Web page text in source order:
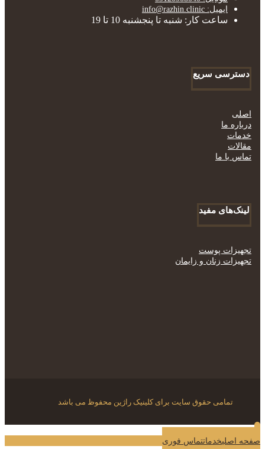
ایمیل: info@razhin.clinic
ساعت کار: شنبه تا پنجشنبه 10 تا 19
دسترسی سریع
اصلی
درباره ما
خدمات
مقالات
تماس با ما
لینک‌های مفید
تجهیزات پوست
تجهیزات زنان و زایمان
تمامی حقوق سایت برای کلینیک راژین محفوظ می باشد
صفحه اصلیخدماتتماس فوری